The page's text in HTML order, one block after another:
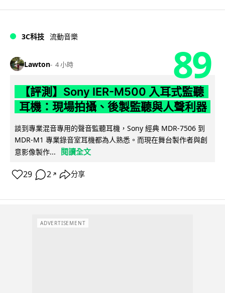
3C科技 流動音樂
Lawton 4 小時 89
【評測】Sony IER-M500 入耳式監聽
耳機：現場拍攝、後製監聽與人聲利器
談到專業混音專用的聲音監聽耳機，Sony 經典 MDR-7506 到
MDR-M1 專業錄音室耳機都為人熟悉。而現在舞台製作者與創
意影像製作...
閱讀全文
29 2 ↗ 分享
ADVERTISEMENT